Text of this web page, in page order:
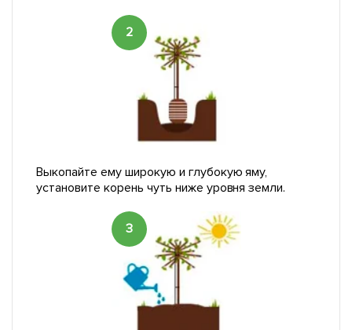
2
Выкопайте ему широкую и глубокую яму,
установите корень чуть ниже уровня земли.
3